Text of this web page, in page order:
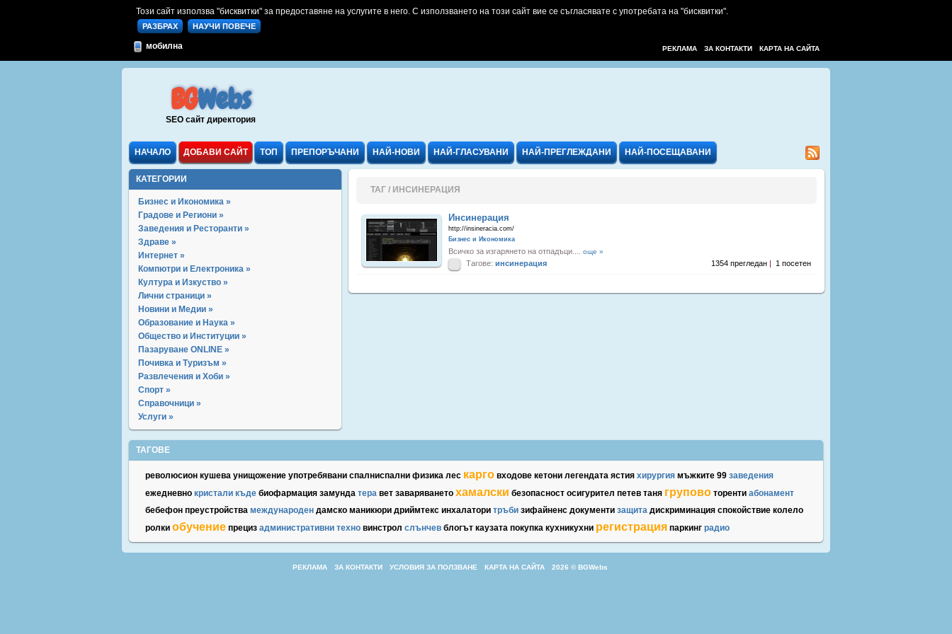
Този сайт използва "бисквитки" за предоставяне на услугите в него. С използването на този сайт вие се съгласявате с употребата на "бисквитки".
РАЗБРАХ НАУЧИ ПОВЕЧЕ
мобилна КАРТА НА САЙТА
ЗА КОНТАКТИ
РЕКЛАМА
BGWebs
SEO сайт директория
НАЧАЛО ДОБАВИ САЙТ ТОП ПРЕПОРЪЧАНИ НАЙ-НОВИ НАЙ-ГЛАСУВАНИ НАЙ-ПРЕГЛЕЖДАНИ НАЙ-ПОСЕЩАВАНИ
КАТЕГОРИИ
Бизнес и Икономика »
Градове и Региони »
Заведения и Ресторанти »
Здраве »
Интернет »
Компютри и Електроника »
Култура и Изкуство »
Лични страници »
Новини и Медии »
Образование и Наука »
Общество и Институции »
Пазаруване ONLINE »
Почивка и Туризъм »
Развлечения и Хоби »
Спорт »
Справочници »
Услуги »
ТАГ / ИНСИНЕРАЦИЯ
Инсинерация
http://insineracia.com/
Бизнес и Икономика
Всичко за изгарянето на отпадъци.... още »
Тагове: инсинерация 1354 прегледан | 1 посетен
ТАГОВЕ
революсион кушева унищожение употребявани спалниспални физика лес карго входове кетони легендата ястия хирургия мъжките 99 заведения
ежедневно кристали къде биофармация замунда тера вет заваряването хамалски безопасност осигурител петев таня групово торенти абонамент
бебефон преустройства международен дамско маникюри дриймтекс инхалатори тръби зифайненс документи защита дискриминация спокойствие колело
ролки обучение прециз административни техно винстрол слънчев блогът каузата покупка кухникухни регистрация паркинг радио
РЕКЛАМА ЗА КОНТАКТИ УСЛОВИЯ ЗА ПОЛЗВАНЕ КАРТА НА САЙТА 2026 © BGWebs